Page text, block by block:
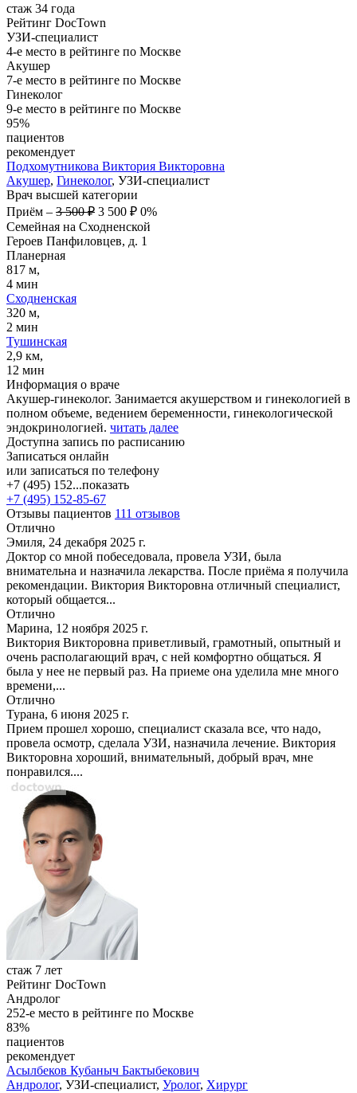
стаж 34 года
Рейтинг DocTown
УЗИ-специалист
4-е место в рейтинге по Москве
Акушер
7-е место в рейтинге по Москве
Гинеколог
9-е место в рейтинге по Москве
95%
пациентов
рекомендует
Подхомутникова Виктория Викторовна
Акушер, Гинеколог, УЗИ-специалист
Врач высшей категории
Приём – 3 500 ₽ 3 500 ₽ 0%
Семейная на Сходненской
Героев Панфиловцев, д. 1
Планерная
817 м,
4 мин
Сходненская
320 м,
2 мин
Тушинская
2,9 км,
12 мин
Информация о враче
Акушер-гинеколог. Занимается акушерством и гинекологией в
полном объеме, ведением беременности, гинекологической
эндокринологией. читать далее
Доступна запись по расписанию
Записаться онлайн
или записаться по телефону
+7 (495) 152...показать
+7 (495) 152-85-67
Отзывы пациентов 111 отзывов
Отлично
Эмиля, 24 декабря 2025 г.
Доктор со мной побеседовала, провела УЗИ, была
внимательна и назначила лекарства. После приёма я получила
рекомендации. Виктория Викторовна отличный специалист,
который общается...
Отлично
Марина, 12 ноября 2025 г.
Виктория Викторовна приветливый, грамотный, опытный и
очень располагающий врач, с ней комфортно общаться. Я
была у нее не первый раз. На приеме она уделила мне много
времени,...
Отлично
Турана, 6 июня 2025 г.
Прием прошел хорошо, специалист сказала все, что надо,
провела осмотр, сделала УЗИ, назначила лечение. Виктория
Викторовна хороший, внимательный, добрый врач, мне
понравился....
стаж 7 лет
Рейтинг DocTown
Андролог
252-е место в рейтинге по Москве
83%
пациентов
рекомендует
Асылбеков Кубаныч Бактыбекович
Андролог, УЗИ-специалист, Уролог, Хирург